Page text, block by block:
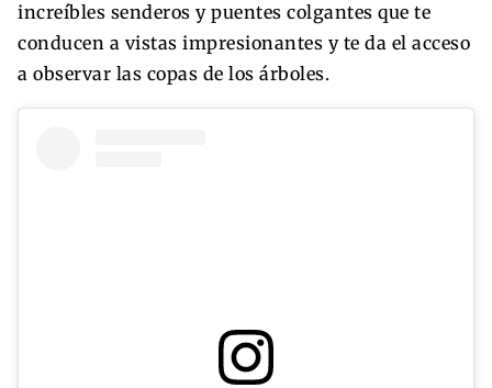
increíbles senderos y puentes colgantes que te
conducen a vistas impresionantes y te da el acceso
a observar las copas de los árboles.